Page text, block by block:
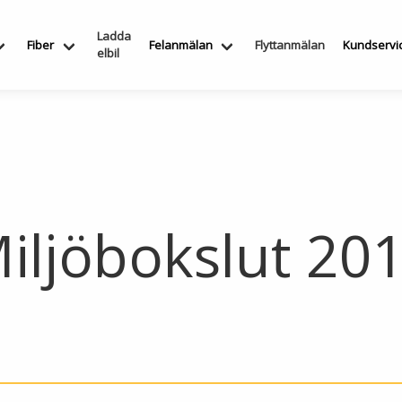
Fiber
Ladda
elbil
Felanmälan Flyttanmälan